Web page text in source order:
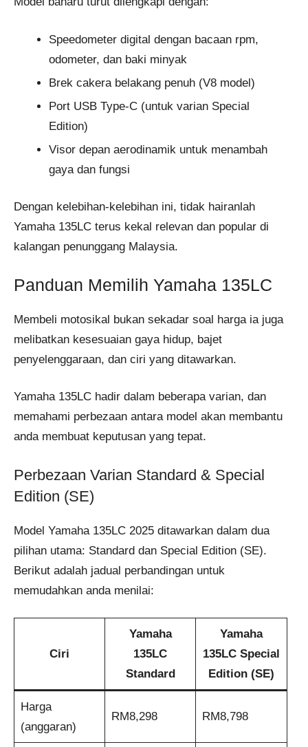
Speedometer digital dengan bacaan rpm,
odometer, dan baki minyak
Brek cakera belakang penuh (V8 model)
Port USB Type-C (untuk varian Special
Edition)
Visor depan aerodinamik untuk menambah
gaya dan fungsi
Dengan kelebihan-kelebihan ini, tidak hairanlah
Yamaha 135LC terus kekal relevan dan popular di
kalangan penunggang Malaysia.
Panduan Memilih Yamaha 135LC
Membeli motosikal bukan sekadar soal harga ia juga
melibatkan kesesuaian gaya hidup, bajet
penyelenggaraan, dan ciri yang ditawarkan.
Yamaha 135LC hadir dalam beberapa varian, dan
memahami perbezaan antara model akan membantu
anda membuat keputusan yang tepat.
Perbezaan Varian Standard & Special
Edition (SE)
Model Yamaha 135LC 2025 ditawarkan dalam dua
pilihan utama: Standard dan Special Edition (SE).
Berikut adalah jadual perbandingan untuk
memudahkan anda menilai:
Ciri
Yamaha
135LC
Standard
Yamaha
135LC Special
Edition (SE)
Harga
(anggaran)
RM8,298 RM8,798